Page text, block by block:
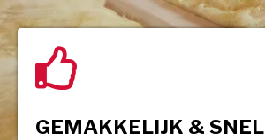
GEMAKKELIJK & SNEL